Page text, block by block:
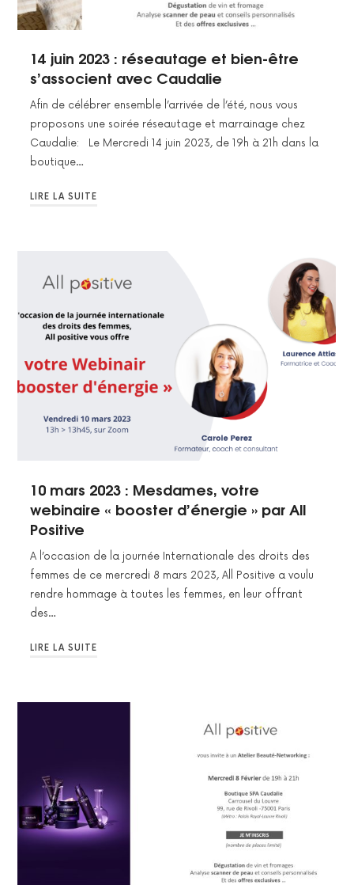
14 juin 2023 : réseautage et bien-être
s’associent avec Caudalie
Afin de célébrer ensemble l’arrivée de l’été, nous vous
proposons une soirée réseautage et marrainage chez
Caudalie: Le Mercredi 14 juin 2023, de 19h à 21h dans la
boutique…
LIRE LA SUITE
10 mars 2023 : Mesdames, votre
webinaire « booster d’énergie » par All
Positive
A l’occasion de la journée Internationale des droits des
femmes de ce mercredi 8 mars 2023, All Positive a voulu
rendre hommage à toutes les femmes, en leur offrant
des…
LIRE LA SUITE